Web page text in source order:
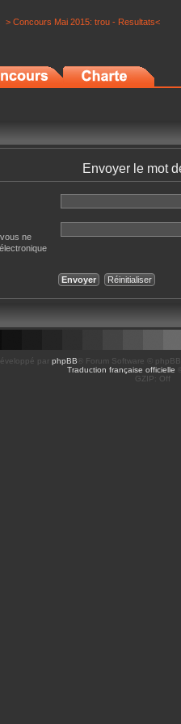
> Concours Mai 2015: trou - Resultats<
Envoyer le mot
ne
par phpBB ® Forum Software ©
Traduction française officielle
GZIP: Off